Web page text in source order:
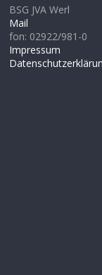
BSG JVA Werl
Mail
fon: 02922/981-0
Impressum